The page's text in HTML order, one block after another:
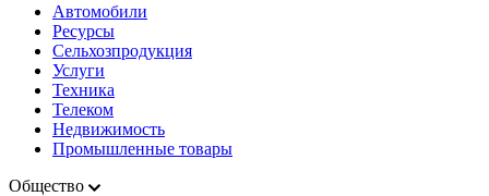
Автомобили
Ресурсы
Сельхозпродукция
Услуги
Техника
Телеком
Недвижимость
Промышленные товары
Общество